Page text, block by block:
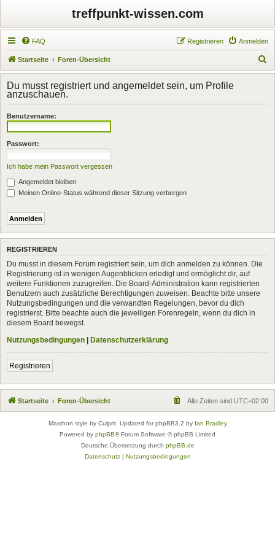
treffpunkt-wissen.com
FAQ Anmelden
Registrieren
Startseite Foren-Übersicht
u
h
Du musst registriert und angemeldet sein, um Profile
anzuschauen.
Benutzername:
Passwort:
Ich habe mein Passwort vergessen
Angemeldet bleiben
Meinen Online-Status während dieser Sitzung verbergen
REGISTRIEREN
Du musst in diesem Forum registriert sein, um dich anmelden zu können. Die
Registrierung ist in wenigen Augenblicken erledigt und ermöglicht dir, auf
weitere Funktionen zuzugreifen. Die Board-Administration kann registrierten
Benutzern auch zusätzliche Berechtigungen zuweisen. Beachte bitte unsere
Nutzungsbedingungen und die verwandten Regelungen, bevor du dich
registrierst. Bitte beachte auch die jeweiligen Forenregeln, wenn du dich in
diesem Board bewegst.
Nutzungsbedingungen | Datenschutzerklärung
Registrieren
Startseite Foren-Übersicht Alle Zeiten sind UTC+02:00
Maxthon style by Culprit. Updated for phpBB3.2 by Ian Bradley
Powered by phpBB® Forum Software © phpBB Limited
Deutsche Übersetzung durch phpBB.de
Datenschutz| Nutzungsbedingungen